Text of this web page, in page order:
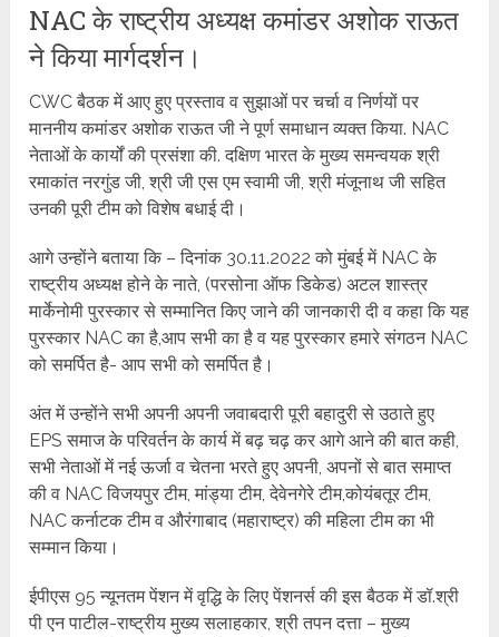
NAC के राष्ट्रीय अध्यक्ष कमांडर अशोक राऊत
ने किया मार्गदर्शन।
CWC बैठक में आए हुए प्रस्ताव व सुझाओं पर चर्चा व निर्णयों पर
माननीय कमांडर अशोक राऊत जी ने पूर्ण समाधान व्यक्त किया. NAC
नेताओं के कार्यों की प्रसंशा की. दक्षिण भारत के मुख्य समन्वयक श्री
रमाकांत नरगुंड जी, श्री जी एस एम स्वामी जी, श्री मंजूनाथ जी सहित
उनकी पूरी टीम को विशेष बधाई दी।
आगे उन्होंने बताया कि – दिनांक 30.11.2022 को मुंबई में NAC के
राष्ट्रीय अध्यक्ष होने के नाते, (परसोना ऑफ डिकेड) अटल शास्त्र
मार्केनोमी पुरस्कार से सम्मानित किए जाने की जानकारी दी व कहा कि यह
पुरस्कार NAC का है,आप सभी का है व यह पुरस्कार हमारे संगठन NAC
को समर्पित है- आप सभी को समर्पित है।
अंत में उन्होंने सभी अपनी अपनी जवाबदारी पूरी बहादुरी से उठाते हुए
EPS समाज के परिवर्तन के कार्य में बढ़ चढ़ कर आगे आने की बात कही,
सभी नेताओं में नई ऊर्जा व चेतना भरते हुए अपनी, अपनों से बात समाप्त
की व NAC विजयपुर टीम, मांड्या टीम, देवेनगेरे टीम,कोयंबतूर टीम,
NAC कर्नाटक टीम व औरंगाबाद (महाराष्ट्र) की महिला टीम का भी
सम्मान किया।
ईपीएस 95 न्यूनतम पेंशन में वृद्धि के लिए पेंशनर्स की इस बैठक में डॉ.श्री
पी एन पाटील-राष्ट्रीय मुख्य सलाहकार, श्री तपन दत्ता – मुख्य